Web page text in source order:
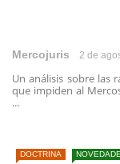
Mercojuris 2 de
Un análisis sobre las
que impiden al
...
DOCTRINA